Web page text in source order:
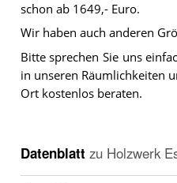
schon ab 1649,- Euro.
Wir haben auch anderen
Bitte sprechen Sie uns
in unseren Räumlichkeiten
Ort kostenlos beraten.
Datenblatt zu Holzwerk